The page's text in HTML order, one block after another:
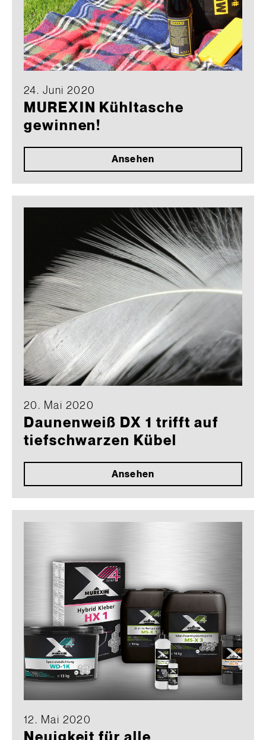
24. Juni 2020
MUREXIN Kühltasche
gewinnen!
Ansehen
20. Mai 2020
Daunenweiß DX 1 trifft auf
tiefschwarzen Kübel
Ansehen
12. Mai 2020